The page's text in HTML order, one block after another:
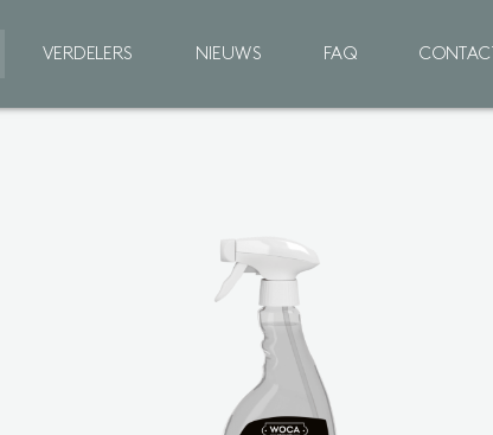
VERDELERS NIEUWS FAQ CONTACT
VOORBEHANDELING
Reinigen
Primer
BEHANDELING
Wood Shield